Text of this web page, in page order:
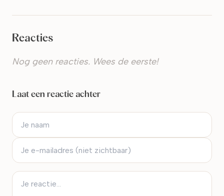
Reacties
Nog geen reacties. Wees de eerste!
Laat een reactie achter